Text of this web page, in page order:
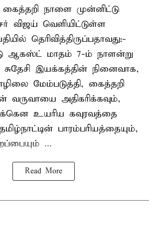
கைத்தறி நாளை முன்னிட்டு
விஜய் வெளியிட்டுள்ள
தெரிவித்திருப்பதாவது:-
ஆகஸ்ட் மாதம் 7-ம் நாளன்று
இயக்கத்தின் நினைவாக,
மேம்படுத்தி, கைத்தறி
வருவாயை அதிகரிக்கவும்,
உயரிய கவுரவத்தை
பாரம்பரியத்தையும்,
...
Read More